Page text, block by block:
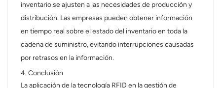
inventario se ajusten a las necesidades de producción y
distribución. Las empresas pueden obtener información
en tiempo real sobre el estado del inventario en toda la
cadena de suministro, evitando interrupciones causadas
por retrasos en la información.
4. Conclusión
La aplicación de la tecnología RFID en la gestión de